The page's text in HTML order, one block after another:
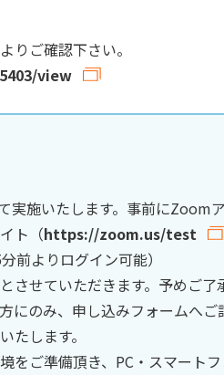
りご確認下さい。
view
実施いたします。事前にZoom
ト（https://zoom.us/test
前よりログイン可能）
させていただきます。予めご了
にのみ、申し込みフォームへ
たします。
をご準備頂き、PC・スマート